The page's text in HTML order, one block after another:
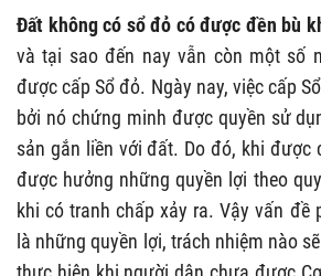
Đất không có sổ đỏ có được đền bù
và tại sao đến nay vẫn còn một số
được cấp Sổ đỏ. Ngày nay, việc cấp
bởi nó chứng minh được quyền sử
sản gắn liền với đất. Do đó, khi được
được hưởng những quyền lợi theo
khi có tranh chấp xảy ra. Vậy vấn đề
là những quyền lợi, trách nhiệm nào